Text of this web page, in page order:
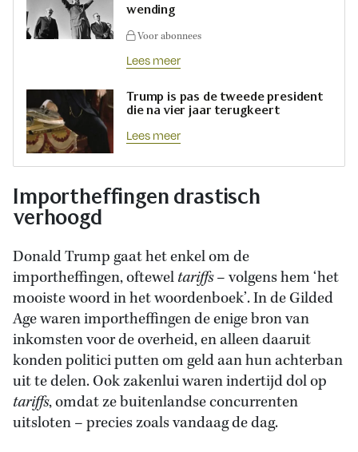
wending
Voor abonnees
Lees meer
Trump is pas de tweede president
die na vier jaar terugkeert
Lees meer
Importheffingen drastisch
verhoogd
Donald Trump gaat het enkel om de
importheffingen, ofteweltariffs– volgens hem ‘het
mooiste woord in het woordenboek’. In de Gilded
Age waren importheffingen de enige bron van
inkomsten voor de overheid, en alleen daaruit
konden politici putten om geld aan hun achterban
uit te delen. Ook zakenlui waren indertijd dol op
tariffs, omdat ze buitenlandse concurrenten
uitsloten – precies zoals vandaag de dag.